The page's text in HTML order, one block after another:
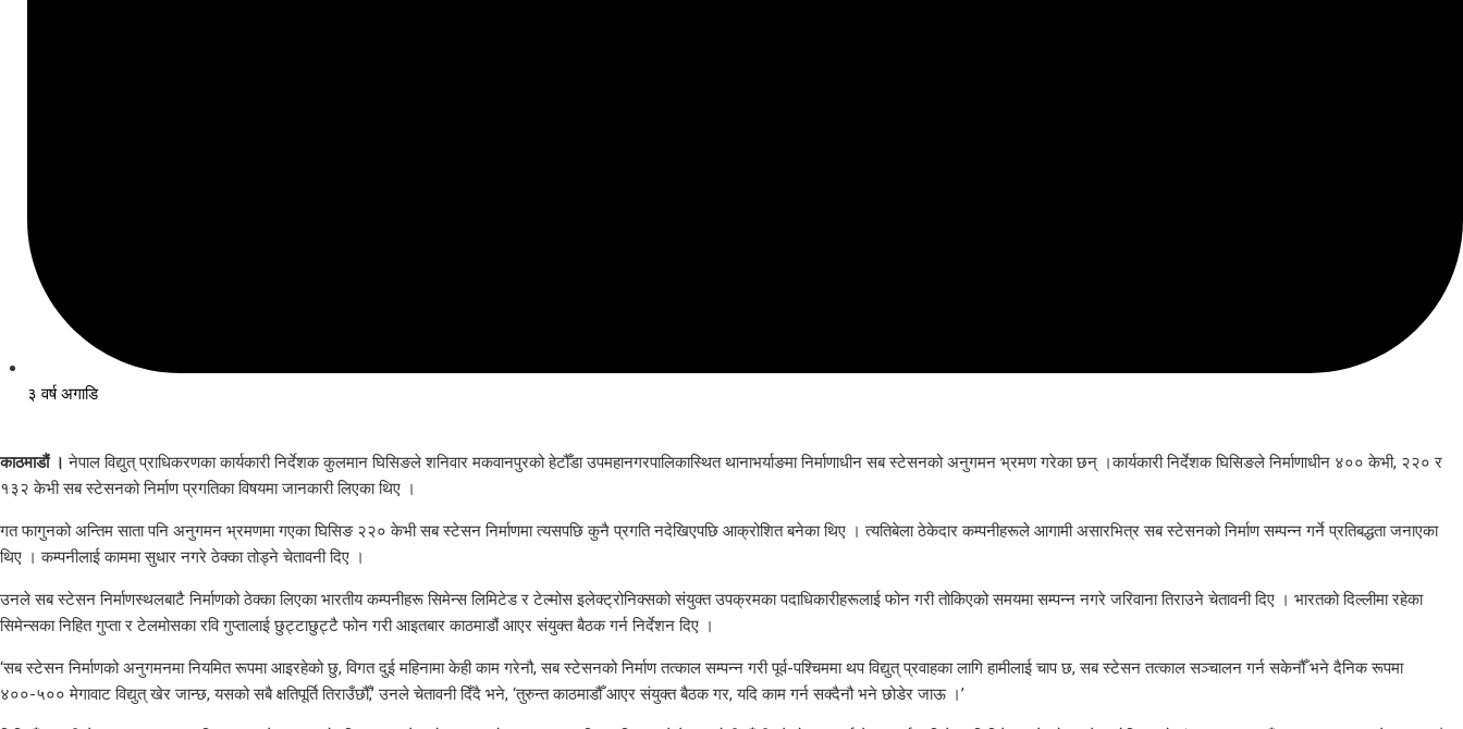
३ वर्ष अगाडि
काठमाडौं । नेपाल विद्युत् प्राधिकरणका कार्यकारी निर्देशक कुलमान घिसिङले शनिवार मकवानपुरको हेटौँडा उपमहानगरपालिकास्थित थानाभर्याङमा निर्माणाधीन सब स्टेसनको अनुगमन भ्रमण गरेका छन् ।कार्यकारी निर्देशक घिसिङले निर्माणाधीन ४०० केभी, २२० र
१३२ केभी सब स्टेसनको निर्माण प्रगतिका विषयमा जानकारी लिएका थिए ।
गत फागुनको अन्तिम साता पनि अनुगमन भ्रमणमा गएका घिसिङ २२० केभी सब स्टेसन निर्माणमा त्यसपछि कुनै प्रगति नदेखिएपछि आक्रोशित बनेका थिए । त्यतिबेला ठेकेदार कम्पनीहरूले आगामी असारभित्र सब स्टेसनको निर्माण सम्पन्न गर्ने प्रतिबद्धता जनाएका
थिए । कम्पनीलाई काममा सुधार नगरे ठेक्का तोड्ने चेतावनी दिए ।
उनले सब स्टेसन निर्माणस्थलबाटै निर्माणको ठेक्का लिएका भारतीय कम्पनीहरू सिमेन्स लिमिटेड र टेल्मोस इलेक्ट्रोनिक्सको संयुक्त उपक्रमका पदाधिकारीहरूलाई फोन गरी तोकिएको समयमा सम्पन्न नगरे जरिवाना तिराउने चेतावनी दिए । भारतको दिल्लीमा रहेका
सिमेन्सका निहित गुप्ता र टेलमोसका रवि गुप्तालाई छुट्टाछुट्टै फोन गरी आइतबार काठमाडौं आएर संयुक्त बैठक गर्न निर्देशन दिए ।
‘सब स्टेसन निर्माणको अनुगमनमा नियमित रूपमा आइरहेको छु, विगत दुई महिनामा केही काम गरेनौ, सब स्टेसनको निर्माण तत्काल सम्पन्न गरी पूर्व-पश्चिममा थप विद्युत् प्रवाहका लागि हामीलाई चाप छ, सब स्टेसन तत्काल सञ्चालन गर्न सकेनौँ भने दैनिक रूपमा
४००-५०० मेगावाट विद्युत् खेर जान्छ, यसको सबै क्षतिपूर्ति तिराउँछौँ,’ उनले चेतावनी दिँदै भने, ‘तुरुन्त काठमाडौँ आएर संयुक्त बैठक गर, यदि काम गर्न सक्दैनौ भने छोडेर जाऊ ।’